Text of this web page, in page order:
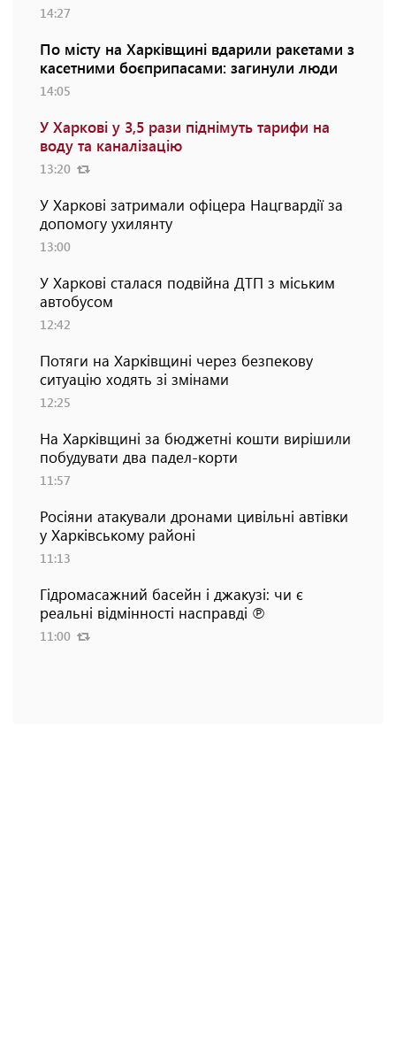
14:27
По місту на Харківщині вдарили ракетами з
касетними боєприпасами: загинули люди
14:05
У Харкові у 3,5 рази піднімуть тарифи на
воду та каналізацію
13:20
У Харкові затримали офіцера Нацгвардії за
допомогу ухилянту
13:00
У Харкові сталася подвійна ДТП з міським
автобусом
12:42
Потяги на Харківщині через безпекову
ситуацію ходять зі змінами
12:25
На Харківщині за бюджетні кошти вирішили
побудувати два падел-корти
11:57
Росіяни атакували дронами цивільні автівки
у Харківському районі
11:13
Гідромасажний басейн і джакузі: чи є
реальні відмінності насправді ℗
11:00